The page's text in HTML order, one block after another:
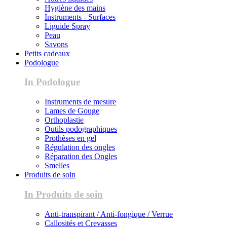
Hygiène des mains
Instruments - Surfaces
Liguide Spray
Peau
Savons
Petits cadeaux
Podologue
In Podologue
Instruments de mesure
Lames de Gouge
Orthoplastie
Outils podographiques
Prothèses en gel
Régulation des ongles
Réparation des Ongles
Smelles
Produits de soin
In Produits de soin
Anti-transpirant / Anti-fongique / Verrue
Callosités et Crevasses